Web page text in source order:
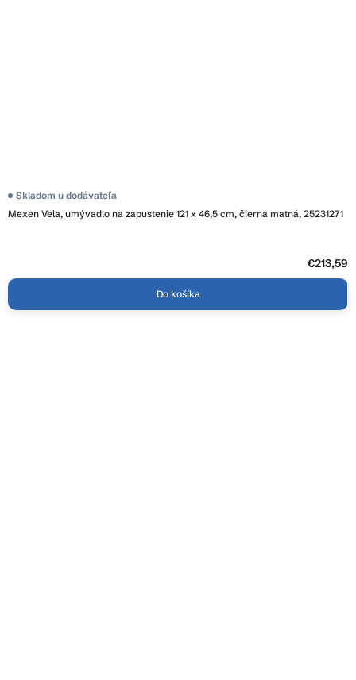
Mexen Vela, umývadlo na zapustenie 121 x 46,5 cm, čierna matná, 25231271
Skladom u dodávateľa
€213,59
Do košíka